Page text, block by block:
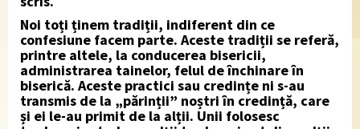
Noi toți ținem tradiții, indiferent din ce
confesiune facem parte. Aceste tradiții se referă,
printre altele, la conducerea bisericii,
administrarea tainelor, felul de închinare în
biserică. Aceste practici sau credințe ni s-au
transmis de la „părinții” noștri în credință, care
și ei le-au primit de la alții. Unii folosesc